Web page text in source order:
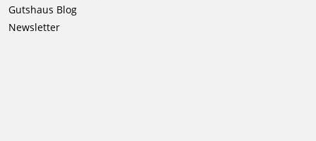
Gutshaus Blog
Newsletter